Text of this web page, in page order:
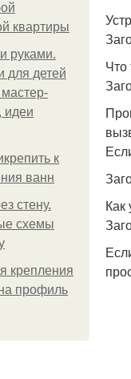
квартиры
руками.
для детей
идеи
к
ванн
стену.
схемы
крепления
профиль
Что
Как